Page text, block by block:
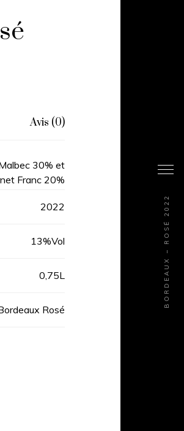
Avis (0)
30% et
Franc 20%
2022
13%Vol
0,75L
Rosé
BORDEAUX – ROSÉ 2022